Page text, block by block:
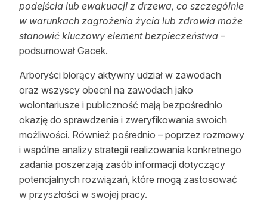
podejścia lub ewakuacji z drzewa, co szczególnie
w warunkach zagrożenia życia lub zdrowia może
stanowić kluczowy element bezpieczeństwa –
podsumował Gacek.
Arboryści biorący aktywny udział w zawodach
oraz wszyscy obecni na zawodach jako
wolontariusze i publiczność mają bezpośrednio
okazję do sprawdzenia i zweryfikowania swoich
możliwości. Również pośrednio – poprzez rozmowy
i wspólne analizy strategii realizowania konkretnego
zadania poszerzają zasób informacji dotyczący
potencjalnych rozwiązań, które mogą zastosować
w przyszłości w swojej pracy.